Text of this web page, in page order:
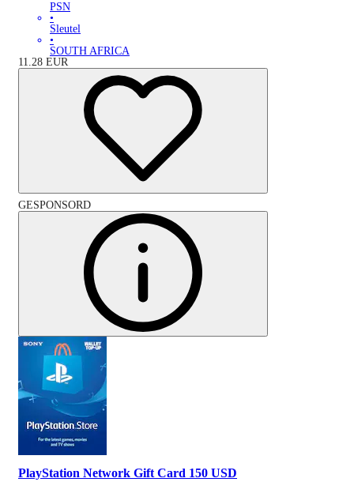
PSN
•
Sleutel
•
SOUTH AFRICA
11.28 EUR
GESPONSORD
PlayStation Network Gift Card 150 USD